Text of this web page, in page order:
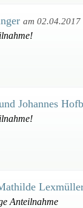
am 02.04.2017
Johannes
Anteilnahme